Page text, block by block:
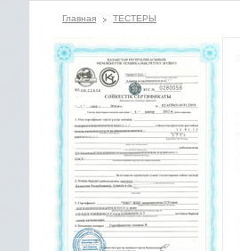
Главная ТЕСТЕРЫ